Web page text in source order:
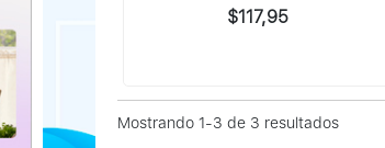
$117,95
Mostrando 1-3 de 3 resultados